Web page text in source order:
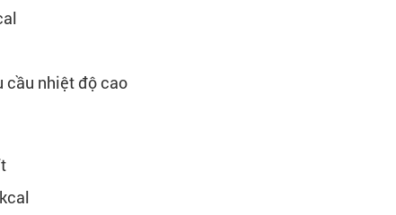
cầu nhiệt độ cao